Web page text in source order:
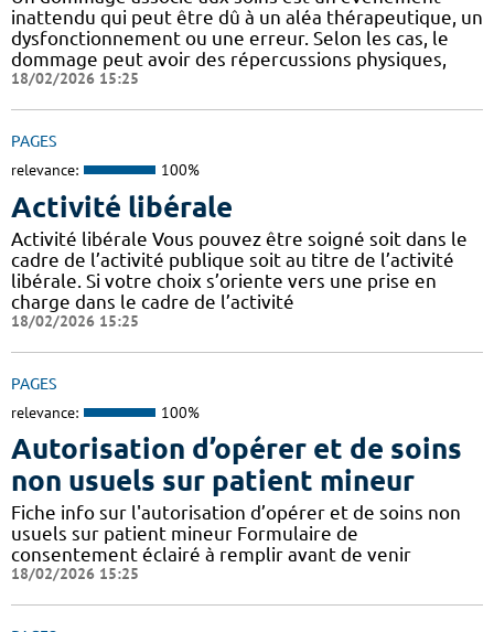
inattendu qui peut être dû à un aléa thérapeutique, un
dysfonctionnement ou une erreur. Selon les cas, le
dommage peut avoir des répercussions physiques,
18/02/2026 15:25
PAGES
relevance: 100%
Activité libérale
Activité libérale Vous pouvez être soigné soit dans le
cadre de l’activité publique soit au titre de l’activité
libérale. Si votre choix s’oriente vers une prise en
charge dans le cadre de l’activité
18/02/2026 15:25
PAGES
relevance: 100%
Autorisation d’opérer et de soins
non usuels sur patient mineur
Fiche info sur l'autorisation d’opérer et de soins non
usuels sur patient mineur Formulaire de
consentement éclairé à remplir avant de venir
18/02/2026 15:25